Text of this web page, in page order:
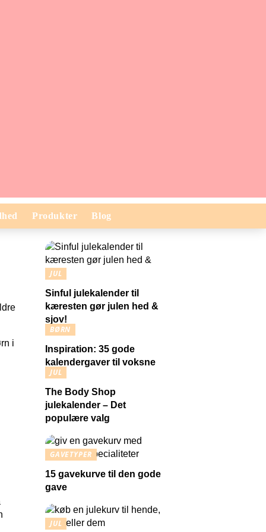
Produkter Blog
i
JUL
Sinful julekalender til
kæresten gør julen hed &
sjov!
BØRN
Inspiration: 35 gode
kalendergaver til voksne
JUL
The Body Shop
julekalender – Det
populære valg
GAVETYPER
15 gavekurve til den gode
gave
JUL